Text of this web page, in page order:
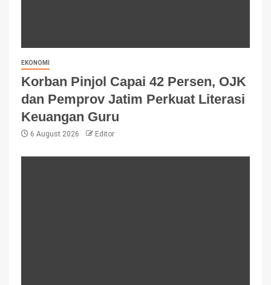
EKONOMI
Korban Pinjol Capai 42 Persen, OJK
dan Pemprov Jatim Perkuat Literasi
Keuangan Guru
6 August 2026 Editor